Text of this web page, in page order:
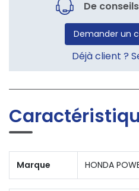
De
Demander un
Déjà client ?
Marque HONDA